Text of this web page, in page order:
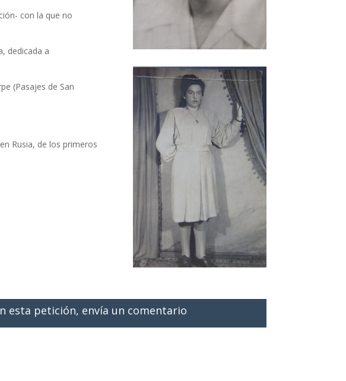
con la que no
dedicada a
(Pasajes de San
Rusia, de los primeros
esta petición, envía un comentario